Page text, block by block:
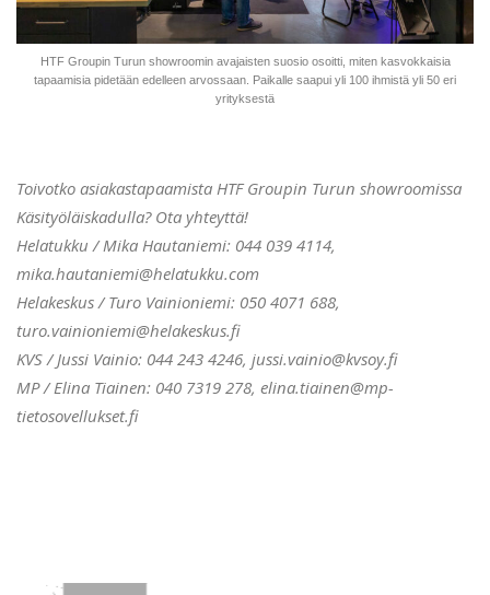
HTF Groupin Turun showroomin avajaisten suosio osoitti, miten kasvokkaisia
tapaamisia pidetään edelleen arvossaan. Paikalle saapui yli 100 ihmistä yli 50 eri
yrityksestä
Toivotko asiakastapaamista HTF Groupin Turun showroomissa
Käsityöläiskadulla? Ota yhteyttä!
Helatukku / Mika Hautaniemi: 044 039 4114,
mika.hautaniemi@helatukku.com
Helakeskus / Turo Vainioniemi: 050 4071 688,
turo.vainioniemi@helakeskus.fi
KVS / Jussi Vainio: 044 243 4246, jussi.vainio@kvsoy.fi
MP / Elina Tiainen: 040 7319 278, elina.tiainen@mp-
tietosovellukset.fi